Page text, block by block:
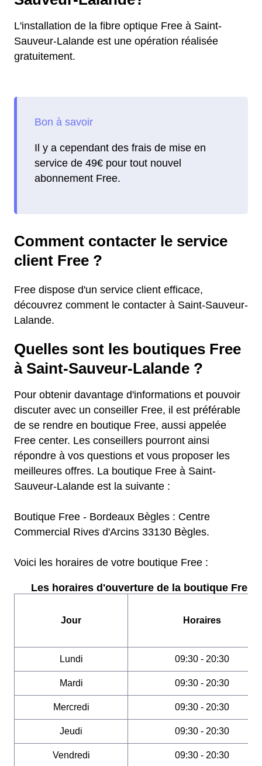
L'installation de la fibre optique Free à Saint-
Sauveur-Lalande est une opération réalisée
gratuitement.
Il y a cependant des frais de mise en
service de 49€ pour tout nouvel
abonnement Free.
Comment contacter le service
client Free ?
Free dispose d'un service client efficace,
découvrez comment le contacter à Saint-Sauveur-
Lalande.
Quelles sont les boutiques Free
à Saint-Sauveur-Lalande ?
Pour obtenir davantage d'informations et pouvoir
discuter avec un conseiller Free, il est préférable
de se rendre en boutique Free, aussi appelée
Free center. Les conseillers pourront ainsi
répondre à vos questions et vous proposer les
meilleures offres. La boutique Free à Saint-
Sauveur-Lalande est la suivante :
Boutique Free - Bordeaux Bègles : Centre
Commercial Rives d'Arcins 33130 Bègles.
Voici les horaires de votre boutique Free :
Les horaires d'ouverture de la boutique Free :
Jour Horaires
Lundi 09:30 - 20:30
Mardi 09:30 - 20:30
Mercredi 09:30 - 20:30
Jeudi 09:30 - 20:30
Vendredi 09:30 - 20:30